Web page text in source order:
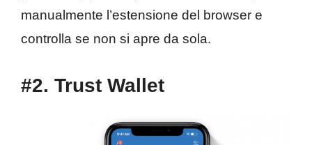
manualmente l’estensione del browser e
controlla se non si apre da sola.
#2. Trust Wallet